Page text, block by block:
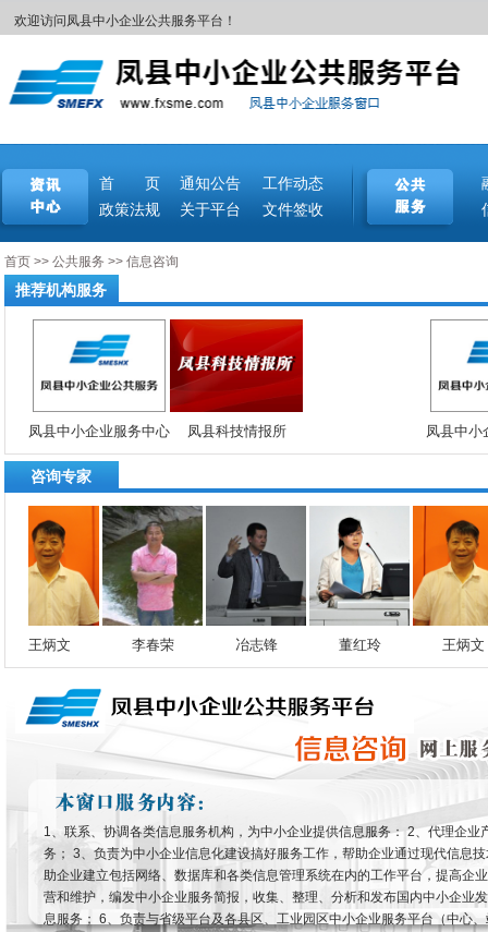
欢迎访问凤县中小企业公共服务平台！
首 页 通知公告 工作动态
政策法规
关于平台 文件签收
首页>> 公共服务 >> 信息咨询
推荐机构服务
凤县中小企业服务中心 凤县科技情报所 凤县中小
咨询专家
王炳文 李春荣 冶志锋 董红玲 王炳文
1、联系、协调各类信息服务机构，为中小企业提供信息服务： 2、代理企
务； 3、负责为中小企业信息化建设搞好服务工作，帮助企业通过现代信息
助企业建立包括网络、数据库和各类信息管理系统在内的工作平台，提高企
营和维护，编发中小企业服务简报，收集、整理、分析和发布国内中小企业
息服务； 6、负责与省级平台及各县区、工业园区中小企业服务平台（中心